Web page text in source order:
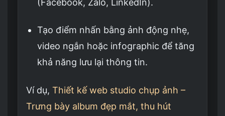
Tạo điểm nhấn bằng ảnh động nhẹ,
video ngắn hoặc infographic để tăng
khả năng lưu lại thông tin.
Ví dụ, Thiết kế web studio chụp ảnh –
Trưng bày album đẹp mắt, thu hút